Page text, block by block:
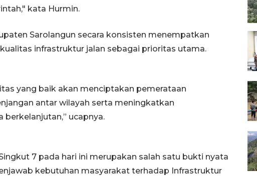
kata Hurmin.
Sarolangun secara konsisten menempatkan
infrastruktur jalan sebagai prioritas utama.
yang baik akan menciptakan pemerataan
antar wilayah serta meningkatkan
berkelanjutan,” ucapnya.
7 pada hari ini merupakan salah satu bukti nyata
kebutuhan masyarakat terhadap Infrastruktur